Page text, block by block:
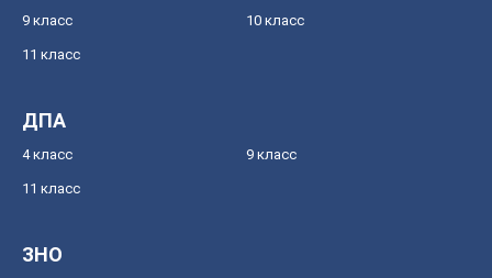
9 класс 10 класс
11 класс
ДПА
4 класс 9 класс
11 класс
ЗНО